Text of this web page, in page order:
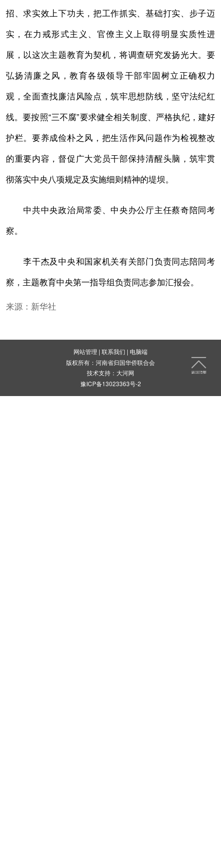
招、求实效上下功夫，把工作抓实、基础打实、步子迈
实，在力戒形式主义、官僚主义上取得明显实质性进
展，以这次主题教育为契机，将调查研究发扬光大。要
弘扬清廉之风，教育各级领导干部牢固树立正确权力
观，全面查找廉洁风险点，筑牢思想防线，坚守法纪红
线。要按照“三不腐”要求健全相关制度、严格执纪，建好
护栏。要养成俭朴之风，把生活作风问题作为检视整改
的重要内容，督促广大党员干部保持清醒头脑，筑牢贯
彻落实中央八项规定及实施细则精神的堤坝。
中共中央政治局常委、中央办公厅主任蔡奇陪同考
察。
李干杰及中央和国家机关有关部门负责同志陪同考
察，主题教育中央第一指导组负责同志参加汇报会。
来源：新华社
网站管理 | 联系我们 | 电脑端
版权所有：河南省归国华侨联合会
技术支持： 大河网
豫ICP备13023363号-2